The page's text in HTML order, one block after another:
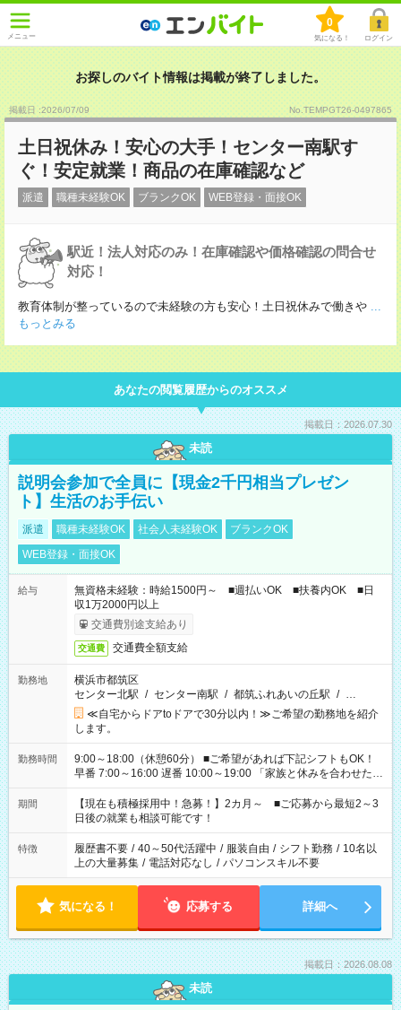
メニュー
0
気になる！ ログイン
お探しのバイト情報は掲載が終了しました。
掲載日 :2026/07/09 No.TEMPGT26-0497865
土日祝休み！安心の大手！センター南駅す
ぐ！安定就業！商品の在庫確認など
派遣 職種未経験OK ブランクOK WEB登録・面接OK
駅近！法人対応のみ！在庫確認や価格確認の問合せ
対応！
教育体制が整っているので未経験の方も安心！土日祝休みで働きや ...
もっとみる
あなたの閲覧履歴からのオススメ
掲載日：2026.07.30
未読
説明会参加で全員に【現金2千円相当プレゼン
ト】生活のお手伝い
派遣 職種未経験OK 社会人未経験OK
ブランクOK
WEB登録・面接OK
給与
無資格未経験：時給1500円～ ■週払いOK ■扶養内OK ■日
収1万2000円以上
交通費別途支給あり
交通費 交通費全額支給
勤務地
横浜市都筑区
センター北駅 / センター南駅 / 都筑ふれあいの丘駅 / …
≪自宅からドアtoドアで30分以内！≫ご希望の勤務地を紹介
します。
勤務時間
9:00～18:00（休憩60分） ■ご希望があれば下記シフトもOK！
早番 7:00～16:00 遅番 10:00～19:00 「家族と休みを合わせた
い」 「余裕を持って夕飯の準備がしたい」 「できれば残業はし
たくない」 など、ご希望を教えてくださいね。 ※Wワーク希望
の方へ 今ご覧のお仕事で希望する勤務時間と、もう1つのお仕事
の勤務時間。 合計で週40時間を超える場合は応募できません。
期間
【現在も積極採用中！急募！】2カ月～ ■ご応募から最短2～3
日後の就業も相談可能です！
特徴 履歴書不要 / 40～50代活躍中 / 服装自由 / シフト勤務 / 10名以
上の大量募集 / 電話対応なし / パソコンスキル不要
気になる！ 応募する 詳細へ
掲載日：2026.08.08
未読